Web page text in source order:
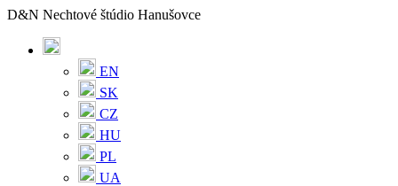
D&N Nechtové štúdio Hanušovce
EN
SK
CZ
HU
PL
UA